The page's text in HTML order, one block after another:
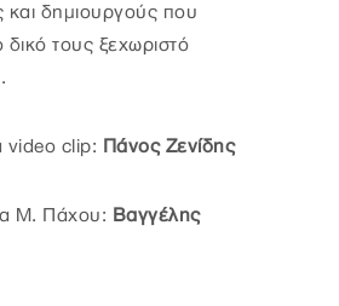
και δημιουργούς που
τους ξεχωριστό
video clip: Πάνος Ζενίδης
Μ. Πάχου: Βαγγέλης